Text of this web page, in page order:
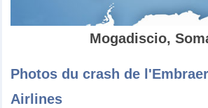
Mogadiscio,
Photos du crash de
Airlines